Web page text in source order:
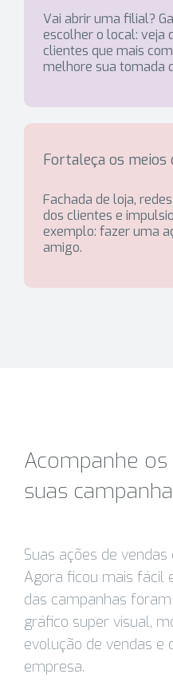
Vai abrir uma filial?
escolher o local: veja
clientes que mais
melhore sua tomada
Fortaleça os
Fachada de loja,
dos clientes e
exemplo: fazer uma
amigo.
Acompanhe
suas
Suas ações de
Agora ficou mais fácil
das campanhas
gráfico super visual,
evolução de vendas e
empresa.